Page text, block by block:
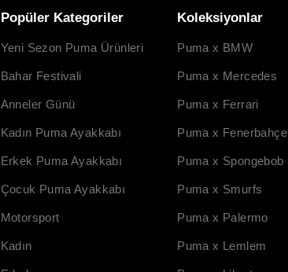
Popüler Kategoriler
Yeni Sezon Puma Ürünleri
Bahar Festivali
Anneler Günü
Kadın Puma Ayakkabı
Erkek Puma Ayakkabı
Çocuk Puma Ayakkabı
Motorsport
Kadın
Koleksiyonlar
Puma x BMW
Puma x Mercedes
Puma x Ferrari
Puma x Fenerbahçe
Puma x Spongebob
Puma x Smurfs
Puma x Palermo
Puma x Lemlem